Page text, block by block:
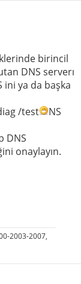
birincil
DNS serverı
ini ya da başka
/test
NS
DNS
onaylayın.
2003-2007,